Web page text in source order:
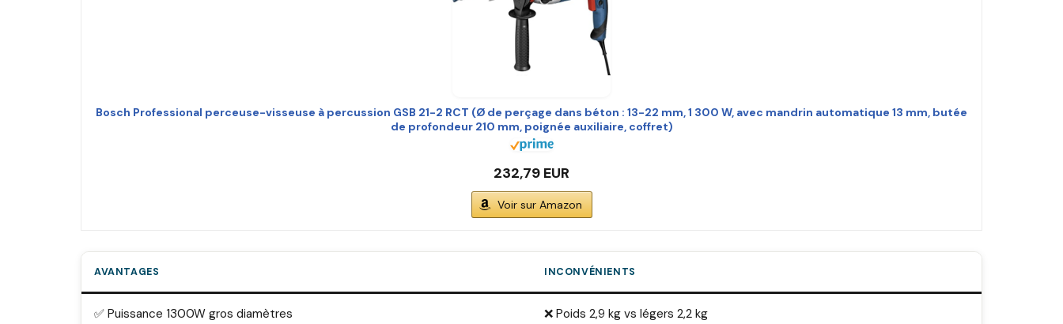
Bosch Professional perceuse-visseuse à percussion GSB 21-2 RCT (Ø de perçage dans béton : 13-22 mm, 1 300 W, avec mandrin automatique 13 mm, butée
de profondeur 210 mm, poignée auxiliaire, coffret)
232,79 EUR
Voir sur Amazon
AVANTAGES INCONVÉNIENTS
✅ Puissance 1300W gros diamètres ❌ Poids 2,9 kg vs légers 2,2 kg